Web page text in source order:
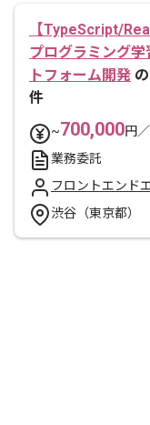
【TypeScript/
プログラミング学
トフォーム開発
件
~700,000円
業務委託
フロントエンド
渋谷（東京都）